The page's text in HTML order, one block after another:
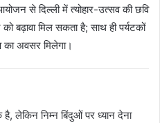
से दिल्ली में त्योहार-उत्सव की छवि
बढ़ावा मिल सकता है; साथ ही पर्यटकों
का अवसर मिलेगा।
लेकिन निम्न बिंदुओं पर ध्यान देना